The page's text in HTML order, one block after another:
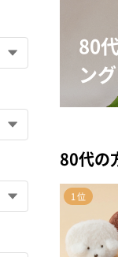
80
ング
80代の